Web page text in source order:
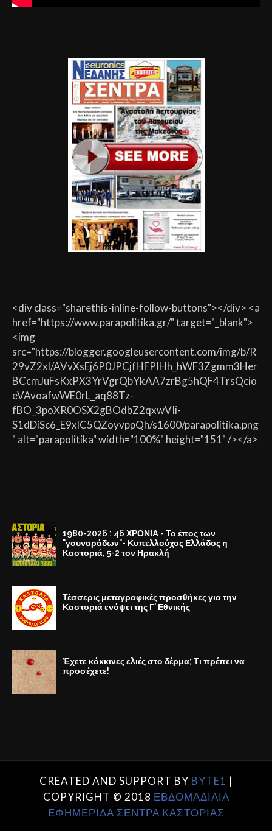
<div class="sharethis-inline-follow-buttons"></div> <a
href="https://www.parapolitika.gr/" target="_blank">
<img
src="https://blogger.googleusercontent.com/img/b/R
29vZ2xl/AVvXsEj6P0JPCjfHFPIHh_hWF3Zgmm3Her
BCcmJuFsKxPX3YrVgrQbYkAA7zrBg5hQF4TrsQcio
eVAvoafwWE0rL_aq88Tz-
fBO_3poXR0OSX2gBOdbZ2qxwVIi-
S1dDiSc6_E9xlC5QZoyvppQh/s1600/parapolitika.png
" alt="parapolitika" width="100%" height="151" /></a>
1980-2026 : 46 ΧΡΟΝΙΑ - Το έπος των
"γουναράδων"- Κυπελλούχος Ελλάδος η
Καστοριά, 5-2 τον Ηρακλή
Τέσσερις μεταγραφικές προσθήκες για την
Καστοριά ενόψει της Γ' Εθνικής
Έχετε κόκκινες ελιές στο δέρμα; Τι πρέπει να
προσέχετε!
CREATED AND SUPPORT BY BYTE1 |
COPYRIGHT © 2018 ΕΒΔΟΜΑΔΙΑΙΑ
ΕΦΗΜΕΡΙΔΑ ΣΕΝΤΡΑ ΚΑΣΤΟΡΙΑΣ